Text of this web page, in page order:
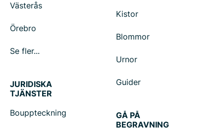
Västerås
Örebro
Se fler...
Kistor
Blommor
Urnor
Guider
JURIDISKA
TJÄNSTER
Bouppteckning
GÅ PÅ
BEGRAVNING